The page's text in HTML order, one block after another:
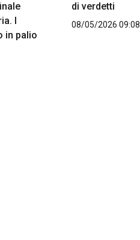
I
in palio
di verdetti
08/05/2026 09:08